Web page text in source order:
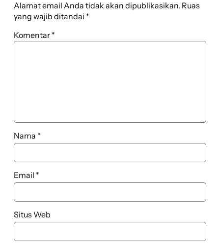
Alamat email Anda tidak akan dipublikasikan. Ruas
yang wajib ditandai *
Komentar *
Nama *
Email *
Situs Web